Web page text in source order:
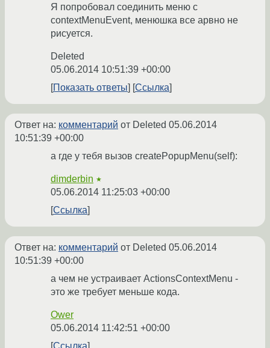
Я попробовал соединить меню с
contextMenuEvent, менюшка все арвно не
рисуется.
Deleted
05.06.2014 10:51:39 +00:00
Показать ответы
Ссылка
Ответ на: комментарий от Deleted 05.06.2014
10:51:39 +00:00
а где у тебя вызов createPopupMenu(self):
dimderbin ★
05.06.2014 11:25:03 +00:00
Ссылка
Ответ на: комментарий от Deleted 05.06.2014
10:51:39 +00:00
а чем не устраивает ActionsContextMenu -
это же требует меньше кода.
Ower
05.06.2014 11:42:51 +00:00